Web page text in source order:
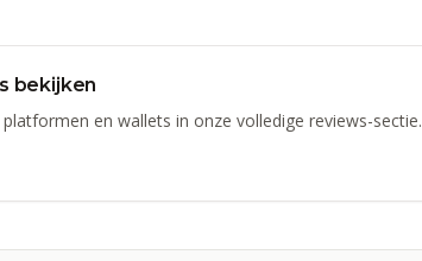
bekijken
en wallets in onze volledige reviews-sectie.